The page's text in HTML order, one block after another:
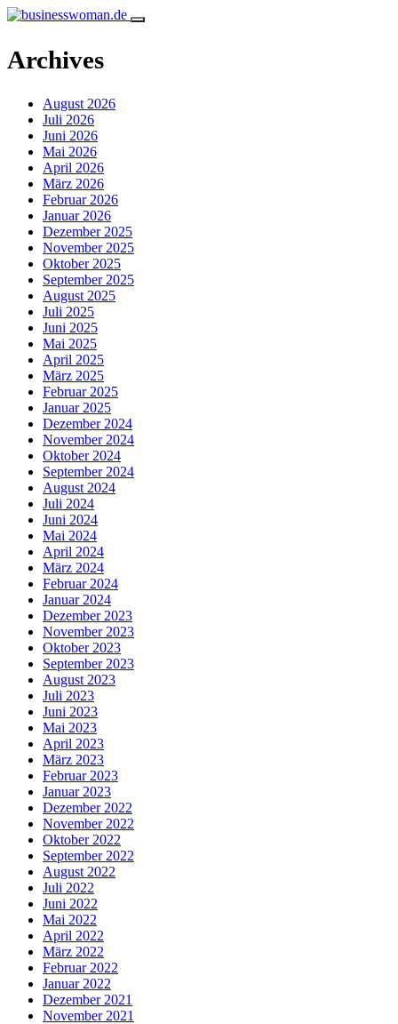
Archives
August 2026
Juli 2026
Juni 2026
Mai 2026
April 2026
März 2026
Februar 2026
Januar 2026
Dezember 2025
November 2025
Oktober 2025
September 2025
August 2025
Juli 2025
Juni 2025
Mai 2025
April 2025
März 2025
Februar 2025
Januar 2025
Dezember 2024
November 2024
Oktober 2024
September 2024
August 2024
Juli 2024
Juni 2024
Mai 2024
April 2024
März 2024
Februar 2024
Januar 2024
Dezember 2023
November 2023
Oktober 2023
September 2023
August 2023
Juli 2023
Juni 2023
Mai 2023
April 2023
März 2023
Februar 2023
Januar 2023
Dezember 2022
November 2022
Oktober 2022
September 2022
August 2022
Juli 2022
Juni 2022
Mai 2022
April 2022
März 2022
Februar 2022
Januar 2022
Dezember 2021
November 2021